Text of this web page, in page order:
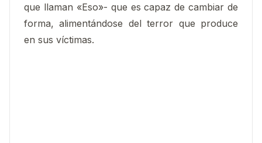
que llaman «Eso»- que es capaz de cambiar de
forma, alimentándose del terror que produce
en sus víctimas.